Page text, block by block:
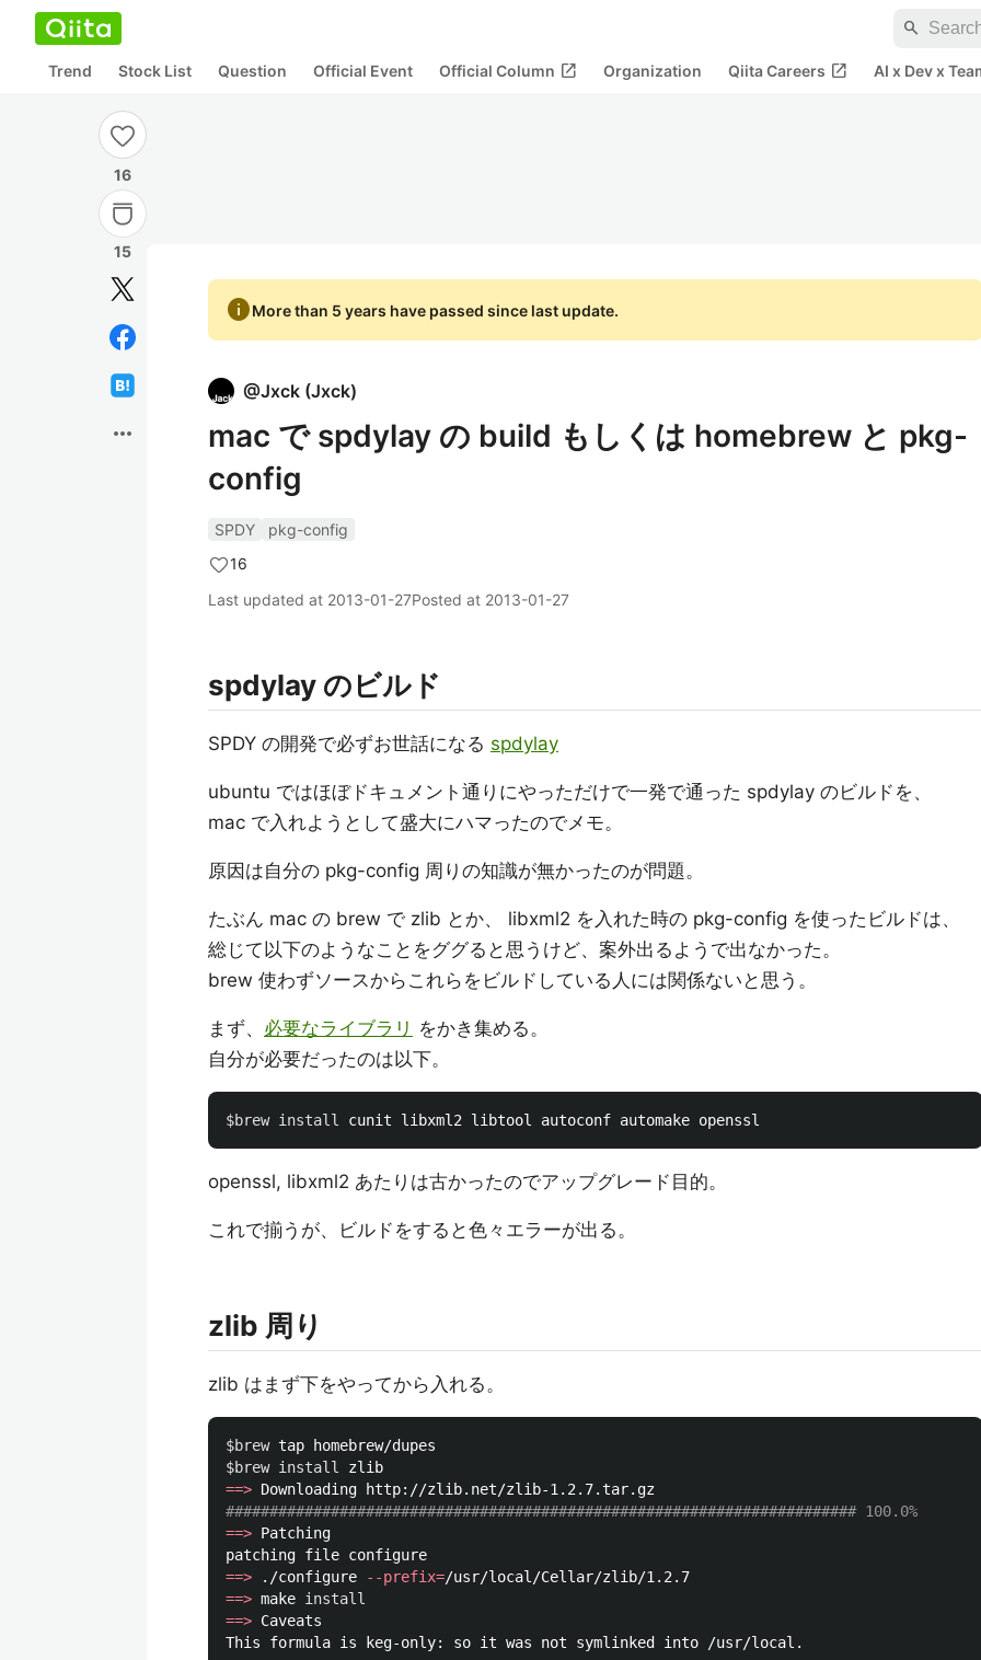
search
Trend Stock List Question Official Event Official Column open_in_new Organization Qiita Careers open_in_new AI x Dev x
16
15
more_horiz
infoMore than 5 years have passed since last update.
@Jxck (Jxck)
mac で spdylay の build もしくは homebrew と pkg-
config
SPDY
pkg-config
16
Last updated at 2013-01-27Posted at 2013-01-27
spdylay のビルド
SPDY の開発で必ずお世話になる spdylay
ubuntu ではほぼドキュメント通りにやっただけで一発で通った spdylay のビルドを、
mac で入れようとして盛大にハマったのでメモ。
原因は自分の pkg-config 周りの知識が無かったのが問題。
たぶん mac の brew で zlib とか、 libxml2 を入れた時の pkg-config を使ったビルドは、
総じて以下のようなことをググると思うけど、案外出るようで出なかった。
brew 使わずソースからこれらをビルドしている人には関係ないと思う。
まず、 必要なライブラリ をかき集める。
自分が必要だったのは以下。
$brew install
openssl, libxml2 あたりは古かったのでアップグレード目的。
これで揃うが、ビルドをすると色々エラーが出る。
zlib 周り
zlib はまず下をやってから入れる。
$brew
$brew install
==>
######################################################################## 100.0%
==> Patching
==> ./configure --prefix=
==> make install
==> Caveats
This formula is keg-only: so it was not symlinked into /usr/local.